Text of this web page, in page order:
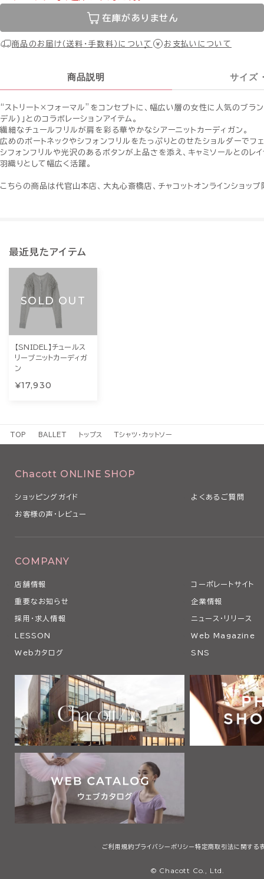
在庫がありません
商品のお届け（送料・手数料）について お支払いについて
商品説明 サイズ
“ストリート×フォーマル”をコンセプトに、幅広い層の女性に人気のブラ
デル)」とのコラボレーションアイテム。
繊細なチュールフリルが肩を彩る華やかなシアーニットカーディガン。
広めのボートネックやシフォンフリルをたっぷりとのせたショルダーでフ
シフォンフリルや光沢のあるボタンが上品さを添え、キャミソールとのレ
羽織りとして幅広く活躍。
こちらの商品は代官山本店、大丸心斎橋店、チャコットオンラインショッ
最近見たアイテム
SOLD OUT
【SNIDEL】チュールス
リーブニットカーディガ
ン
¥17,930
TOP BALLET トップス Tシャツ・カットソー
Chacott ONLINE SHOP
ショッピングガイド よくあるご質問
お客様の声・レビュー
COMPANY
店舗情報 コーポレートサイト
重要なお知らせ 企業情報
採用・求人情報 ニュース・リリース
LESSON Web Magazine
Webカタログ SNS
ご利用規約プライバシーポリシー 特定商取引法に関する
© Chacott Co., Ltd.